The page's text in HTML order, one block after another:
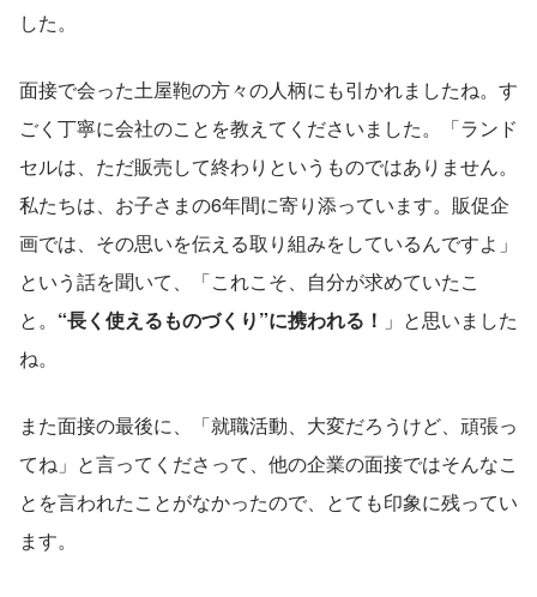
した。
面接で会った土屋鞄の方々の人柄にも引かれましたね。す
ごく丁寧に会社のことを教えてくださいました。「ランド
セルは、ただ販売して終わりというものではありません。
私たちは、お子さまの6年間に寄り添っています。販促企
画では、その思いを伝える取り組みをしているんですよ」
という話を聞いて、「これこそ、自分が求めていたこ
と。 “長く使えるものづくり”に携われる！ 」と思いました
ね。
また面接の最後に、「就職活動、大変だろうけど、頑張っ
てね」と言ってくださって、他の企業の面接ではそんなこ
とを言われたことがなかったので、とても印象に残ってい
ます。